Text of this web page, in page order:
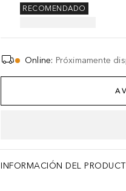
RECOMENDADO
Online: Próximamente
INFORMACIÓN DEL